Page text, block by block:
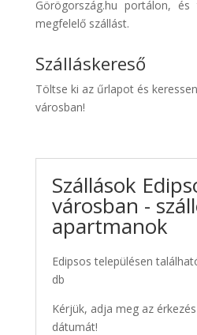
Transzfer
Kiwi
Taxi
Görögország.hu portálon,
megfelelő szállást.
Szálláskereső
Töltse ki az űrlapot és
városban!
Szállások
városban -
apartmanok
Edipsos településen
db
Kérjük, adja meg az
dátumát!